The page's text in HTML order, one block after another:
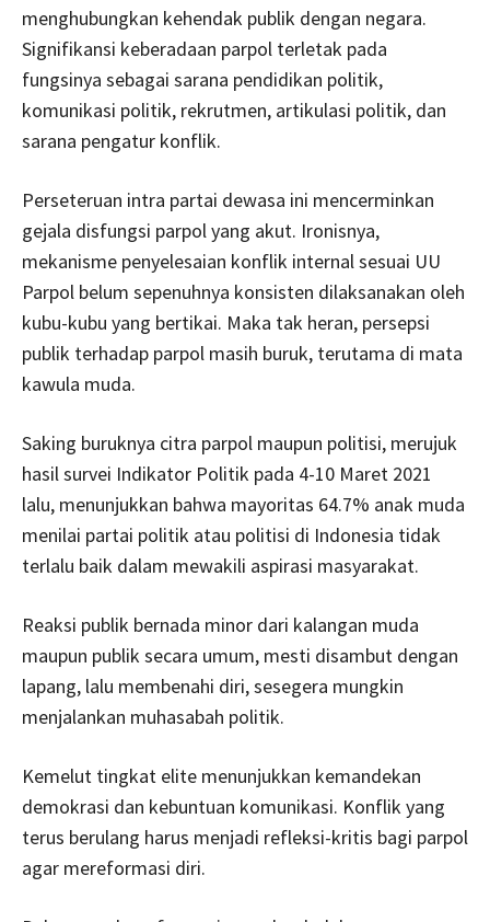
menghubungkan kehendak publik dengan negara.
Signifikansi keberadaan parpol terletak pada
fungsinya sebagai sarana pendidikan politik,
komunikasi politik, rekrutmen, artikulasi politik, dan
sarana pengatur konflik.
Perseteruan intra partai dewasa ini mencerminkan
gejala disfungsi parpol yang akut. Ironisnya,
mekanisme penyelesaian konflik internal sesuai UU
Parpol belum sepenuhnya konsisten dilaksanakan oleh
kubu-kubu yang bertikai. Maka tak heran, persepsi
publik terhadap parpol masih buruk, terutama di mata
kawula muda.
Saking buruknya citra parpol maupun politisi, merujuk
hasil survei Indikator Politik pada 4-10 Maret 2021
lalu, menunjukkan bahwa mayoritas 64.7% anak muda
menilai partai politik atau politisi di Indonesia tidak
terlalu baik dalam mewakili aspirasi masyarakat.
Reaksi publik bernada minor dari kalangan muda
maupun publik secara umum, mesti disambut dengan
lapang, lalu membenahi diri, sesegera mungkin
menjalankan muhasabah politik.
Kemelut tingkat elite menunjukkan kemandekan
demokrasi dan kebuntuan komunikasi. Konflik yang
terus berulang harus menjadi refleksi-kritis bagi parpol
agar mereformasi diri.